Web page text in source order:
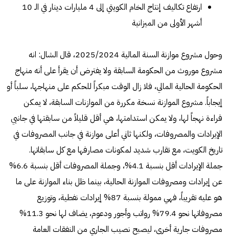
ارتفاع تكاليف إنتاج الخام الكويتي إلى 4 مليارات دينار في الـ 10
أشهر الأولى من الميزانية
وحول مشروع موازنة السنة المالية 2025/2024، قال الشال: انه
مشروع موروث من الحكومة السابقة ولا يفترض أن يقرأ على أنه منهاج
الحكومة الحالية المالي، فلا زال الوقت مبكراً للحكم على منهاجها، سلباً أو
إيجاباً. مشروع الموازنة نسخة مكررة من الموازنات السابقة، لا يمكن
قراءة نهجاً لها، ولا يمكن استدامتها، هي أقل قليلاً من سابقتها في جانبي
الإيرادات والمصروفات، ولكنها ثاني أعلى موازنة في جانب المصروفات في
تاريخ الكويت، مع تقارب شديد لمكونات مصارفها مع كل سابقاتها.
جملة الإيرادات أقل بنسبة 4.1%، وجملة المصروفات أقل بنسبة 6.6%
عن إيرادات ومصروفات الموازنة الحالية، بينما ظل بناء الموازنة على ما
هو عليه تقريباً، فهي ممولة بنسبة 87% إيرادات نفطية، وتوزيع
مصروفاتها نحو 79.4% رواتب وأجور ودعوم، يضاف لها نحو 11.3%
مصروفات جارية أخرى، ليصبح نصيب الجاري من النفقات العامة